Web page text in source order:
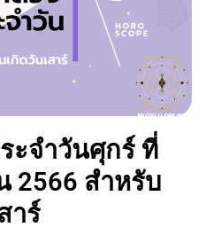
ะจำวันศุกร์ ที่
2566 สำหรับ
าร์